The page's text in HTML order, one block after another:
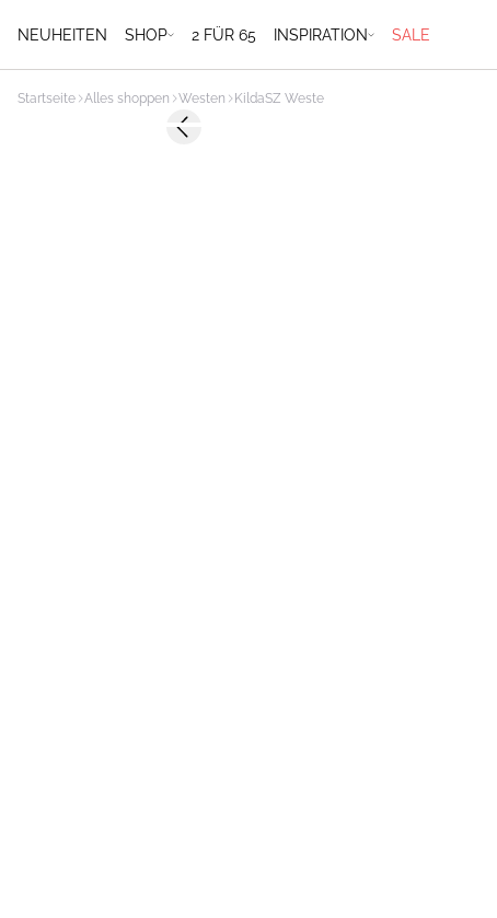
NEUHEITEN SHOP 2 FÜR 65 INSPIRATION SALE
Startseite Alles shoppen Westen KildaSZ Weste
-50%Previous slide